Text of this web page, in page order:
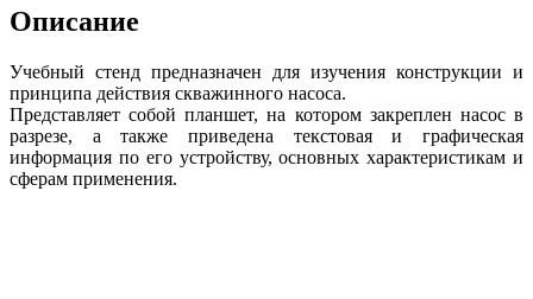
Описание
Учебный стенд предназначен для изучения конструкции и
принципа действия скважинного насоса.
Представляет собой планшет, на котором закреплен насос в
разрезе, а также приведена текстовая и графическая
информация по его устройству, основных характеристикам и
сферам применения.